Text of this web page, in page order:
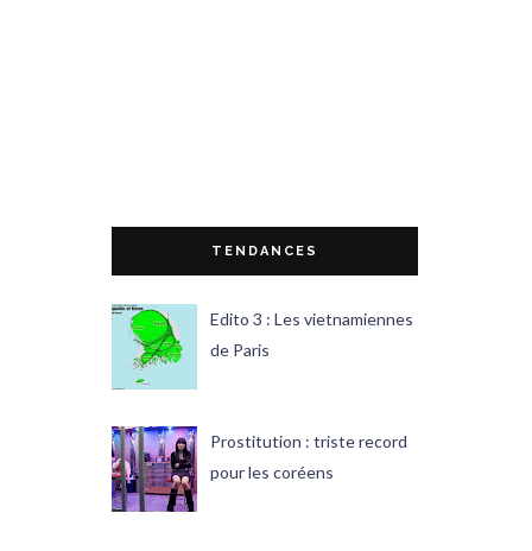
TENDANCES
Edito 3 : Les vietnamiennes
de Paris
Prostitution : triste record
pour les coréens